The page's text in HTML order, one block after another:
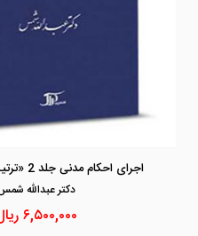
اجرای احکام مدنی جلد 2 «ترتیب، شیوه، اجرا»
دكتر عبدالله
۶,۵۰۰,۰۰۰